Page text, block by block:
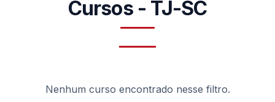
Cursos - TJ-SC
Nenhum curso encontrado nesse filtro.